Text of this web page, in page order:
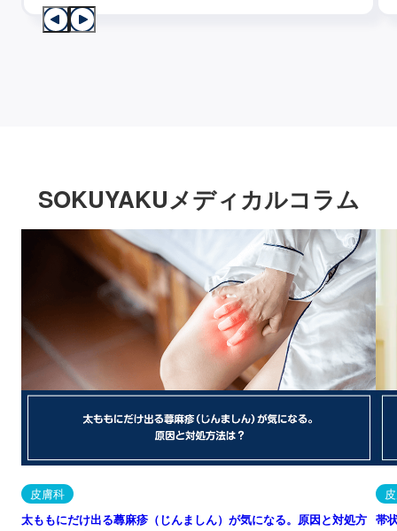
SOKUYAKUメディカルコラム
皮膚科
太ももにだけ出る蕁麻疹（じんましん）が気になる。原因と対処方 帯